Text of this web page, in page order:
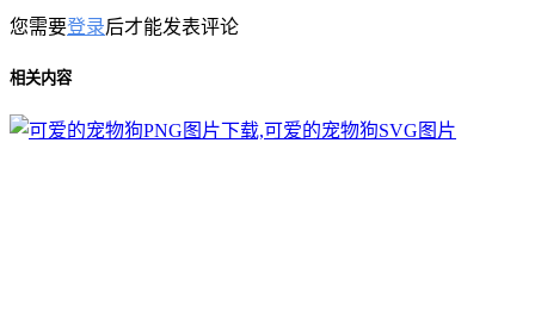
您需要登录后才能发表评论
相关内容